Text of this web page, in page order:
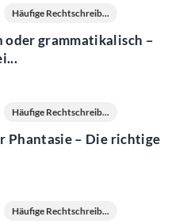
Häufige Rechtschreib...
oder grammatikalisch –
Häufige Rechtschreib...
Phantasie – Die richtige
Häufige Rechtschreib...